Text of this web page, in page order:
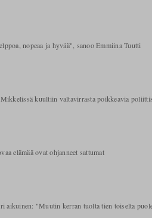
nopeaa ja hyvää", sanoo Emmiina Tuutti
kuultiin valtavirrasta poikkeavia
elämää ovat ohjanneet sattumat
"Muutin kerran tuolta tien toiselta